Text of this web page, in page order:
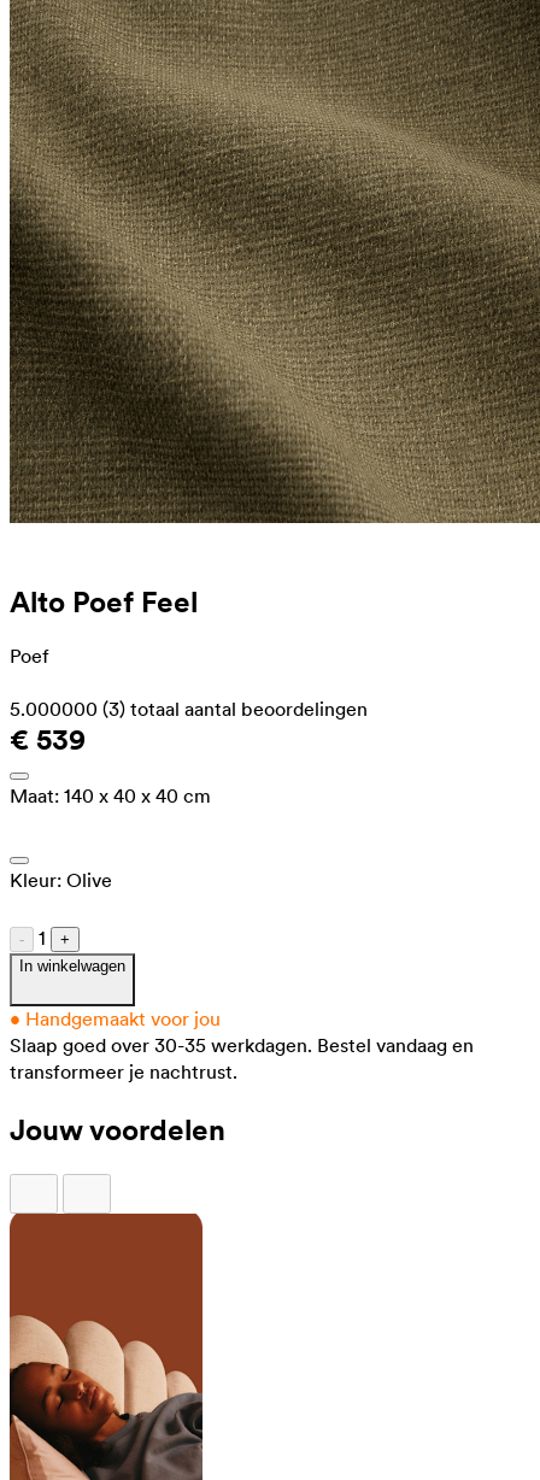
Alto Poef Feel
Poef
5.000000 (3) totaal aantal beoordelingen
€ 539
Maat: 140 x 40 x 40 cm
Kleur: Olive
- 1
+
In winkelwagen
• Handgemaakt voor jou
Slaap goed over 30-35 werkdagen. Bestel vandaag en
transformeer je nachtrust.
Jouw voordelen